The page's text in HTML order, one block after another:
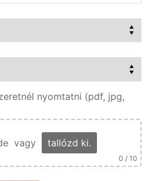
nyomtatni (pdf, jpg,
vagy tallózd ki.
0 / 10